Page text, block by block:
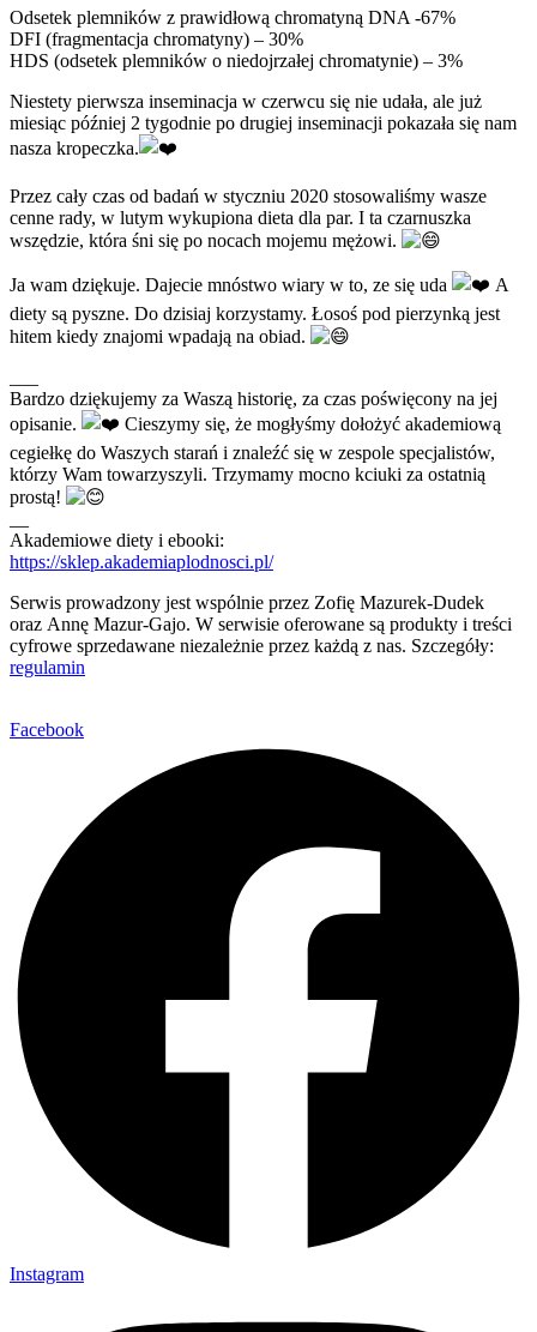
Odsetek plemników z prawidłową chromatyną DNA -67%
DFI (fragmentacja chromatyny) – 30%
HDS (odsetek plemników o niedojrzałej chromatynie) – 3%
Niestety pierwsza inseminacja w czerwcu się nie udała, ale już
miesiąc później 2 tygodnie po drugiej inseminacji pokazała się nam
nasza kropeczka.
Przez cały czas od badań w styczniu 2020 stosowaliśmy wasze
cenne rady, w lutym wykupiona dieta dla par. I ta czarnuszka
wszędzie, która śni się po nocach mojemu mężowi.
Ja wam dziękuje. Dajecie mnóstwo wiary w to, ze się uda
A
diety są pyszne. Do dzisiaj korzystamy. Łosoś pod pierzynką jest
hitem kiedy znajomi wpadają na obiad.
Bardzo dziękujemy za Waszą historię, za czas poświęcony na jej
opisanie.
Cieszymy się, że mogłyśmy dołożyć akademiową
cegiełkę do Waszych starań i znaleźć się w zespole specjalistów,
którzy Wam towarzyszyli. Trzymamy mocno kciuki za ostatnią
prostą!
Akademiowe diety i ebooki:
https://sklep.akademiaplodnosci.pl/
Serwis prowadzony jest wspólnie przez Zofię Mazurek-Dudek
oraz Annę Mazur-Gajo. W serwisie oferowane są produkty i treści
cyfrowe sprzedawane niezależnie przez każdą z nas. Szczegóły:
regulamin
Facebook
Instagram